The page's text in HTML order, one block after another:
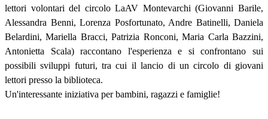
lettori volontari del circolo LaAV Montevarchi (Giovanni Barile,
Alessandra Benni, Lorenza Posfortunato, Andre Batinelli, Daniela
Belardini, Mariella Bracci, Patrizia Ronconi, Maria Carla Bazzini,
Antonietta Scala)raccontano l'esperienza e si confrontano sui
possibili sviluppi futuri, tra cui il lancio di un circolo di giovani
lettori presso la biblioteca.
Un'interessante iniziativa per bambini, ragazzi e famiglie!